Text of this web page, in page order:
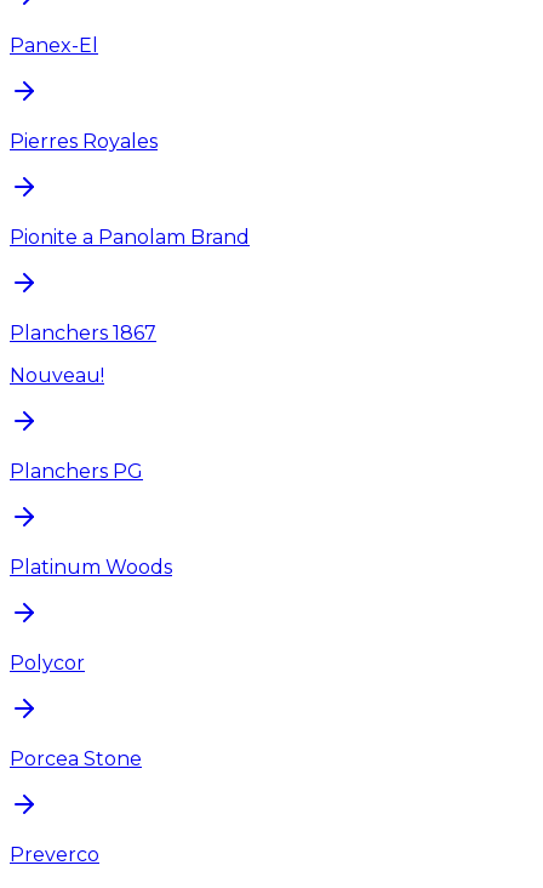
Panex-El
Pierres Royales
Pionite a Panolam Brand
Planchers 1867
Nouveau!
Planchers PG
Platinum Woods
Polycor
Porcea Stone
Preverco